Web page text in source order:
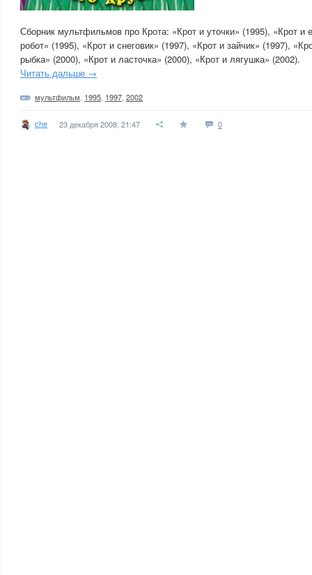
Сборник мультфильмов про Крота: «Крот и уточки» (1995), «Крот и
робот» (1995), «Крот и снеговик» (1997), «Крот и зайчик» (1997),
рыбка» (2000), «Крот и ласточка» (2000), «Крот и лягушка» (2002).
Читать дальше →
мультфильм 1995 1997 2002
che 23 декабря 2008, 21:47 0